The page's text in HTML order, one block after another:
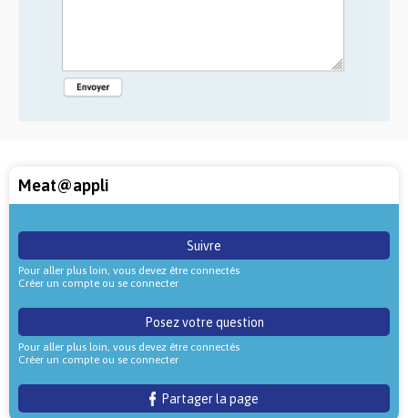
Meat@appli
Suivre
Pour aller plus loin, vous devez être connectés
Créer un compte ou se connecter
Posez votre question
Pour aller plus loin, vous devez être connectés
Créer un compte ou se connecter
Partager la page